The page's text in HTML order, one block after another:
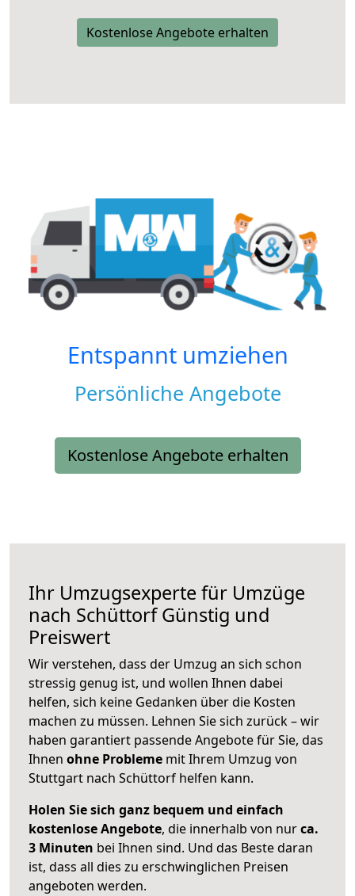
Kostenlose Angebote erhalten
Entspannt umziehen
Persönliche Angebote
Kostenlose Angebote erhalten
Ihr Umzugsexperte für Umzüge
nach SchüttorfGünstig und
Preiswert
Wir verstehen, dass der Umzug an sich schon
stressig genug ist, und wollen Ihnen dabei
helfen, sich keine Gedanken über die Kosten
machen zu müssen. Lehnen Sie sich zurück – wir
haben garantiert passende Angebote für Sie, das
Ihnen ohne Probleme mit Ihrem Umzug von
Stuttgart nach Schüttorf helfen kann.
Holen Sie sich ganz bequem und einfach
kostenlose Angebote, die innerhalb von nurca.
3 Minuten bei Ihnen sind. Und das Beste daran
ist, dass all dies zu erschwinglichen Preisen
angeboten werden.